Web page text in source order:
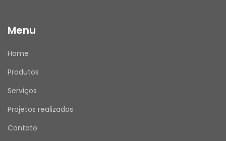
Menu
Home
Produtos
Serviços
Projetos realizados
Contato